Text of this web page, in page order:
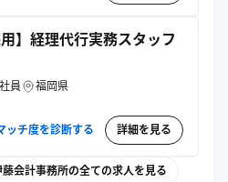
】経理代行実務スタッフ
員 福岡県
ッチ度を診断する 詳細を見る
会計事務所の全ての求人を見る